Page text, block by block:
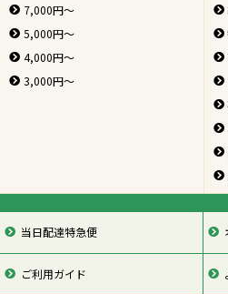
7,000円～
5,000円～
4,000円～
3,000円～
当日配達特急便
ご利用ガイド